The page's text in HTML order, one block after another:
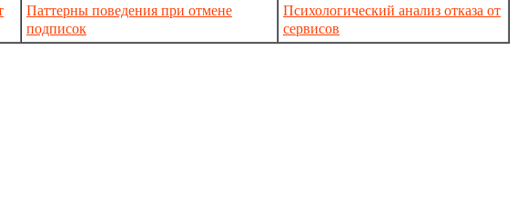
Паттерны поведения при отмене
подписок
Психологический анализ отказа от
сервисов